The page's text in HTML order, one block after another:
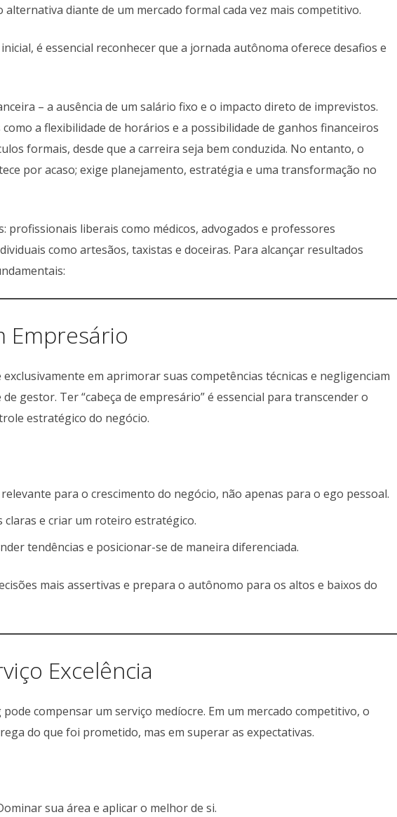
diante de um mercado formal cada vez mais competitivo.
é essencial reconhecer que a jornada autônoma oferece desafios e
– a ausência de um salário fixo e o impacto direto de imprevistos.
a flexibilidade de horários e a possibilidade de ganhos financeiros
formais, desde que a carreira seja bem conduzida. No entanto, o
por acaso; exige planejamento, estratégia e uma transformação no
profissionais liberais como médicos, advogados e professores
como artesãos, taxistas e doceiras. Para alcançar resultados
Empresário
em aprimorar suas competências técnicas e negligenciam
gestor. Ter “cabeça de empresário” é essencial para transcender o
estratégico do negócio.
para o crescimento do negócio, não apenas para o ego pessoal.
claras e criar um roteiro estratégico.
tendências e posicionar-se de maneira diferenciada.
mais assertivas e prepara o autônomo para os altos e baixos do
Excelência
compensar um serviço medíocre. Em um mercado competitivo, o
do que foi prometido, mas em superar as expectativas.
sua área e aplicar o melhor de si.